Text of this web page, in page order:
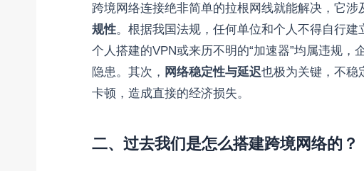
跨境网络连接绝非简单的拉根网线就能解决，它
规性。根据我国法规，任何单位和个人不得自行建
个人搭建的VPN或来历不明的“加速器”均属违规
隐患。其次， 网络稳定性与延迟也极为关键，不稳
卡顿，造成直接的经济损失。
二、过去我们是怎么搭建跨境网络的？